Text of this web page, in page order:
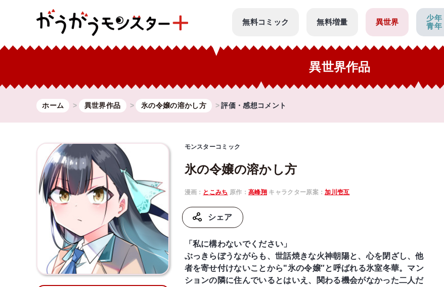
無料コミック 無料増量 異世界
少年
青年
異世界作品
ホーム 異世界作品 氷の令嬢の溶かし方 評価・感想コメント
モンスターコミック
氷の令嬢の溶かし方
漫画： とこみち 原作：高峰翔 キャラクター原案：加川壱互
シェア
「私に構わないでください」
ぶっきらぼうながらも、世話焼きな火神朝陽と、心を閉ざし、他
者を寄せ付けないことから"氷の令嬢″と呼ばれる氷室冬華。マン
ションの隣に住んでいるとはいえ、関わる機会がなかった二人だ